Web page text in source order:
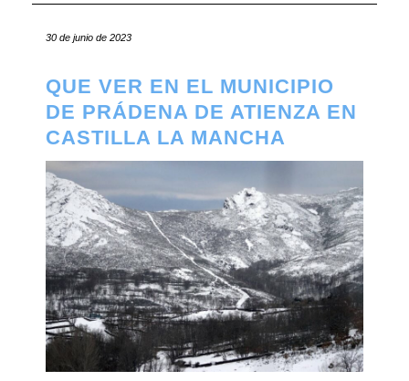
30 de junio de 2023
QUE VER EN EL MUNICIPIO
DE PRÁDENA DE ATIENZA EN
CASTILLA LA MANCHA